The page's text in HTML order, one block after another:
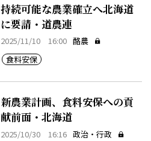
持続可能な農業確立へ北海道
に要請・道農連
2025/11/10 16:00 酪農
食料安保
新農業計画、食料安保への貢
献前面・北海道
2025/10/30 16:16 政治・行政